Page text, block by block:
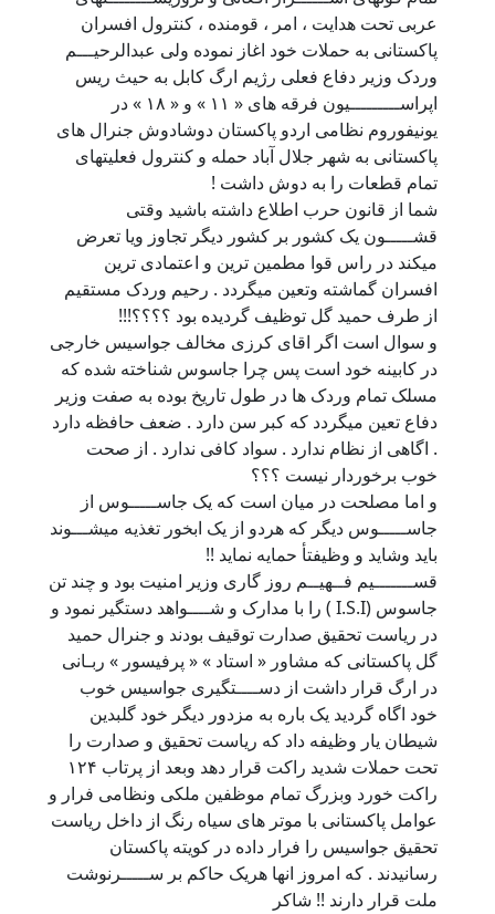
عربی تحت هدايت ، امر ، قومنده ، کنترول افسران
پاکستانی به حملات خود اغاز نموده ولی عبدالرحيـــم
وردک وزير دفاع فعلی رژيم ارگ کابل به حيث ريس
اپراســـــــــيون فرقه های « ۱۱ » و « ۱۸ » در
يونيفوروم نظامی اردو پاکستان دوشادوش جنرال های
پاکستانی به شهر جلال آباد حمله و کنترول فعليتهای
تمام قطعات را به دوش داشت !
شما از قانون حرب اطلاع داشته باشيد وقتی
قشـــــون يک کشور بر کشور ديگر تجاوز ويا تعرض
ميکند در راس قوا مطمين ترين و اعتمادی ترين
افسران گماشته وتعين ميگردد . رحيم وردک مستقيم
از طرف حميد گل توظيف گرديده بود ؟؟؟؟!!!
و سوال است اگر اقای کرزی مخالف جواسيس خارجی
در کابينه خود است پس چرا جاسوس شناخته شده که
مسلک تمام وردک ها در طول تاريخ بوده به صفت وزير
دفاع تعين ميگردد که کبر سن دارد . ضعف حافظه دارد
. اگاهی از نظام ندارد . سواد کافی ندارد . از صحت
خوب برخوردار نيست ؟؟؟
و اما مصلحت در ميان است که يک جاســـــوس از
جاســـــوس ديگر که هردو از يک ابخور تغذيه ميشـــوند
بايد وشايد و وظيفتأ حمايه نمايد !!
قســـــــيم فــهيــم روز گاری وزير امنيت بود و چند تن
جاسوس (I.S.I ) را با مدارک و شــــواهد دستگير نمود و
در رياست تحقيق صدارت توقيف بودند و جنرال حميد
گل پاکستانی که مشاور « استاد » « پرفيسور » ربـانی
در ارگ قرار داشت از دســــتگيری جواسيس خوب
خود اگاه گرديد يک باره به مزدور ديگر خود گلبدين
شيطان يار وظيفه داد که رياست تحقيق و صدارت را
تحت حملات شديد راکت قرار دهد وبعد از پرتاب ۱۲۴
راکت خورد وبزرگ تمام موظفين ملکی ونظامی فرار و
عوامل پاکستانی با موتر های سياه رنگ از داخل رياست
تحقيق جواسيس را فرار داده در کويته پاکستان
رسانيدند . که امروز انها هريک حاکم بر ســـــرنوشت
ملت قرار دارند !! شاکر